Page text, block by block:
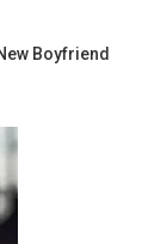
Boyfriend